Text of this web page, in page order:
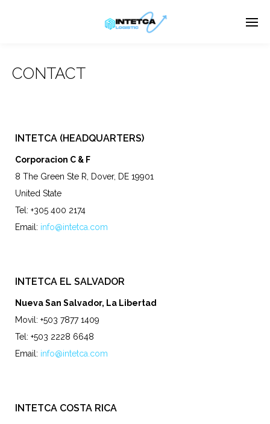
Enter tracking ID
CONTACT
INTETCA (HEADQUARTERS)
Corporacion C & F
8 The Green Ste R, Dover, DE 19901
United State‎
Tel: +305 400 2174
Email: info@intetca.com
INTETCA EL SALVADOR
Nueva San Salvador, La Libertad
Movil: +503 7877 1409
Tel: +503 2228 6648
Email: info@intetca.com
INTETCA COSTA RICA